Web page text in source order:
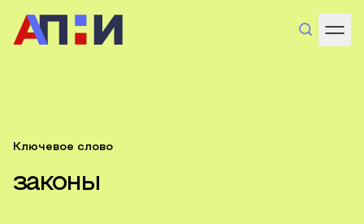
Ключевое слово
законы